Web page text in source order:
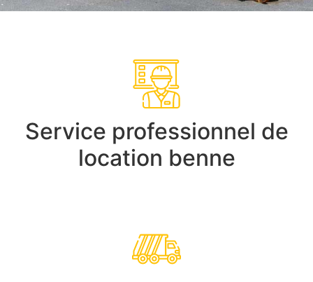
Service professionnel de
location benne